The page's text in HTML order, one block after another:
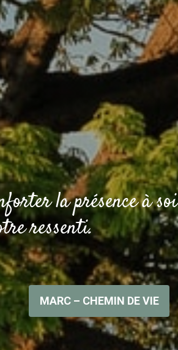
la présence à soi
ressenti.
MARC – CHEMIN DE VIE